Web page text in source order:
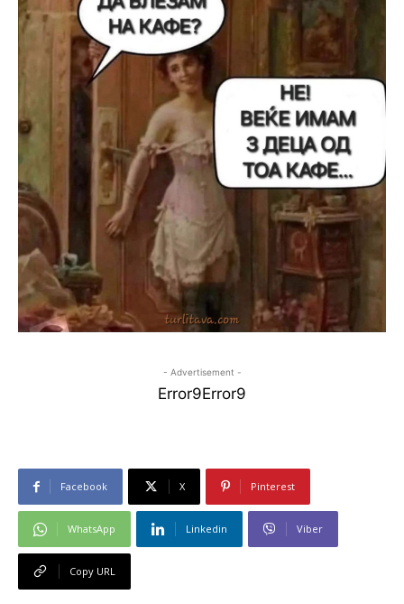
- Advertisement -
Error9Error9
Facebook X Pinterest
WhatsApp Linkedin Viber
Copy URL